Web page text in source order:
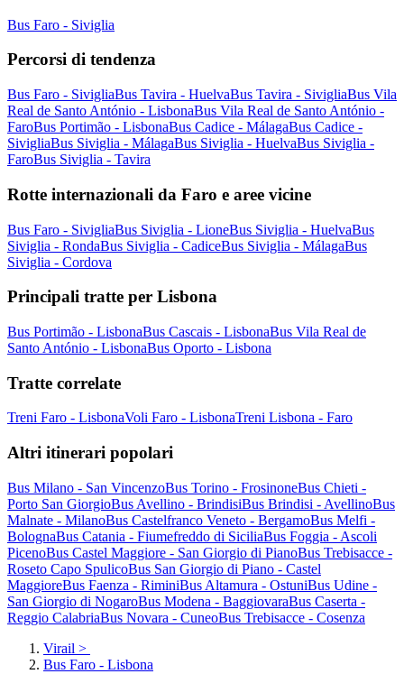
Bus Faro - Siviglia
Percorsi di tendenza
Bus Faro - SivigliaBus Tavira - HuelvaBus Tavira - SivigliaBus Vila
Real de Santo António - LisbonaBus Vila Real de Santo António -
FaroBus Portimão - LisbonaBus Cadice - MálagaBus Cadice -
SivigliaBus Siviglia - MálagaBus Siviglia - HuelvaBus Siviglia -
FaroBus Siviglia - Tavira
Rotte internazionali da Faro e aree vicine
Bus Faro - SivigliaBus Siviglia - LioneBus Siviglia - HuelvaBus
Siviglia - RondaBus Siviglia - CadiceBus Siviglia - MálagaBus
Siviglia - Cordova
Principali tratte per Lisbona
Bus Portimão - LisbonaBus Cascais - LisbonaBus Vila Real de
Santo António - LisbonaBus Oporto - Lisbona
Tratte correlate
Treni Faro - LisbonaVoli Faro - LisbonaTreni Lisbona - Faro
Altri itinerari popolari
Bus Milano - San VincenzoBus Torino - FrosinoneBus Chieti -
Porto San GiorgioBus Avellino - BrindisiBus Brindisi - AvellinoBus
Malnate - MilanoBus Castelfranco Veneto - BergamoBus Melfi -
BolognaBus Catania - Fiumefreddo di SiciliaBus Foggia - Ascoli
PicenoBus Castel Maggiore - San Giorgio di PianoBus Trebisacce -
Roseto Capo SpulicoBus San Giorgio di Piano - Castel
MaggioreBus Faenza - RiminiBus Altamura - OstuniBus Udine -
San Giorgio di NogaroBus Modena - BaggiovaraBus Caserta -
Reggio CalabriaBus Novara - CuneoBus Trebisacce - Cosenza
Virail >
Bus Faro - Lisbona